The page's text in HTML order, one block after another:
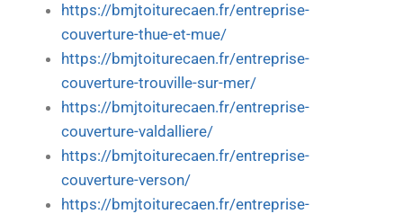
https://bmjtoiturecaen.fr/entreprise-
couverture-thue-et-mue/
https://bmjtoiturecaen.fr/entreprise-
couverture-trouville-sur-mer/
https://bmjtoiturecaen.fr/entreprise-
couverture-valdalliere/
https://bmjtoiturecaen.fr/entreprise-
couverture-verson/
https://bmjtoiturecaen.fr/entreprise-